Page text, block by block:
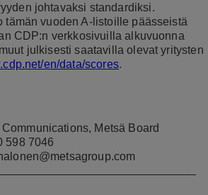
johtavaksi standardiksi.
tämän vuoden A-listoille päässeistä
CDP:n verkkosivuilla alkuvuonna
julkisesti saatavilla olevat yritysten
en/data/scores.
Metsä Board
598 7046